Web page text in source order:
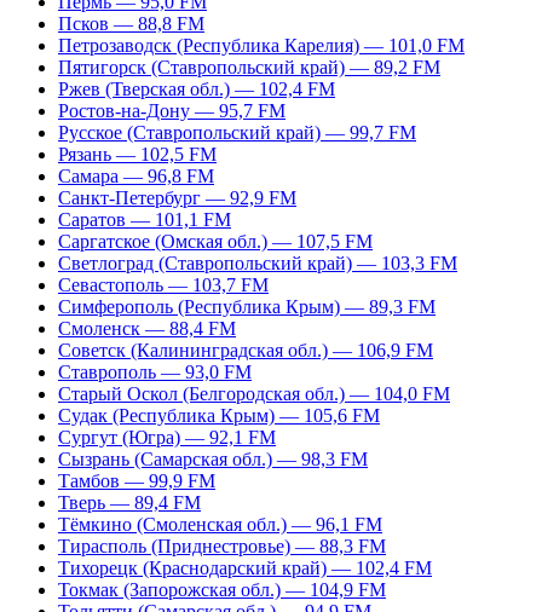
Псков — 88,8 FM
Петрозаводск (Республика Карелия) — 101,0 FM
Пятигорск (Ставропольский край) — 89,2 FM
Ржев (Тверская обл.) — 102,4 FM
Ростов-на-Дону — 95,7 FM
Русское (Ставропольский край) — 99,7 FM
Рязань — 102,5 FM
Самара — 96,8 FM
Санкт-Петербург — 92,9 FM
Саратов — 101,1 FM
Саргатское (Омская обл.) — 107,5 FM
Светлоград (Ставропольский край) — 103,3 FM
Севастополь — 103,7 FM
Симферополь (Республика Крым) — 89,3 FM
Смоленск — 88,4 FM
Советск (Калининградская обл.) — 106,9 FM
Ставрополь — 93,0 FM
Старый Оскол (Белгородская обл.) — 104,0 FM
Судак (Республика Крым) — 105,6 FM
Сургут (Югра) — 92,1 FM
Сызрань (Самарская обл.) — 98,3 FM
Тамбов — 99,9 FM
Тверь — 89,4 FM
Тёмкино (Смоленская обл.) — 96,1 FM
Тирасполь (Приднестровье) — 88,3 FM
Тихорецк (Краснодарский край) — 102,4 FM
Токмак (Запорожская обл.) — 104,9 FM